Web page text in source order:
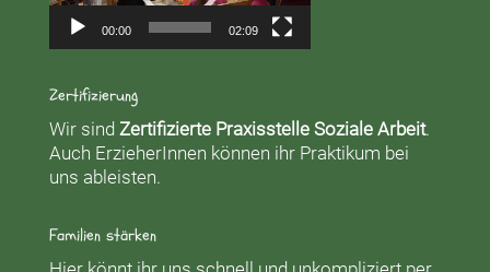
00:00 02:09
Zertifizierung
Wir sind Zertifizierte Praxisstelle Soziale Arbeit.
Auch ErzieherInnen können ihr Praktikum bei
uns ableisten.
Familien stärken